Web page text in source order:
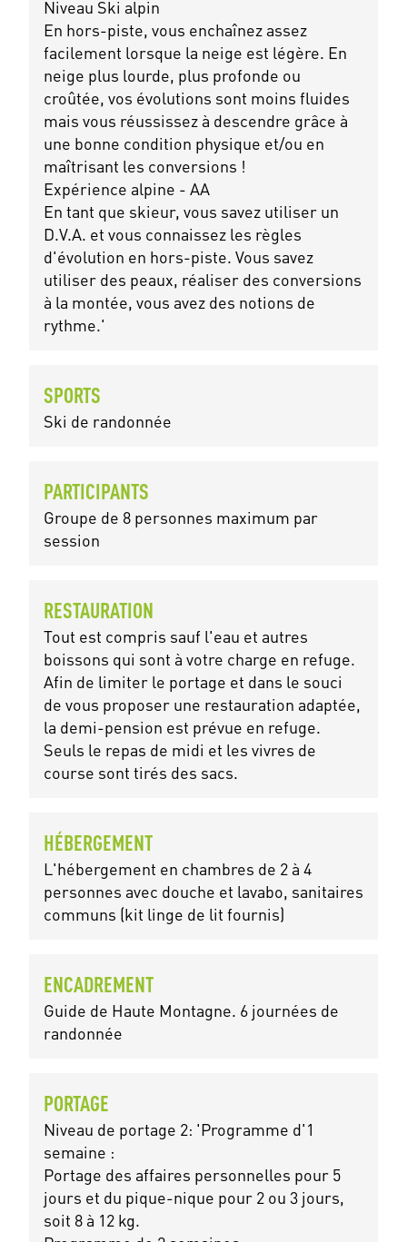
Niveau Ski alpin
En hors-piste, vous enchaînez assez
facilement lorsque la neige est légère. En
neige plus lourde, plus profonde ou
croûtée, vos évolutions sont moins fluides
mais vous réussissez à descendre grâce à
une bonne condition physique et/ou en
maîtrisant les conversions !
Expérience alpine - AA
En tant que skieur, vous savez utiliser un
D.V.A. et vous connaissez les règles
d'évolution en hors-piste. Vous savez
utiliser des peaux, réaliser des conversions
à la montée, vous avez des notions de
rythme.'
SPORTS
Ski de randonnée
PARTICIPANTS
Groupe de 8 personnes maximum par
session
RESTAURATION
Tout est compris sauf l'eau et autres
boissons qui sont à votre charge en refuge.
Afin de limiter le portage et dans le souci
de vous proposer une restauration adaptée,
la demi-pension est prévue en refuge.
Seuls le repas de midi et les vivres de
course sont tirés des sacs.
HÉBERGEMENT
L'hébergement en chambres de 2 à 4
personnes avec douche et lavabo, sanitaires
communs (kit linge de lit fournis)
ENCADREMENT
Guide de Haute Montagne. 6 journées de
randonnée
PORTAGE
Niveau de portage 2: 'Programme d'1
semaine :
Portage des affaires personnelles pour 5
jours et du pique-nique pour 2 ou 3 jours,
soit 8 à 12 kg.